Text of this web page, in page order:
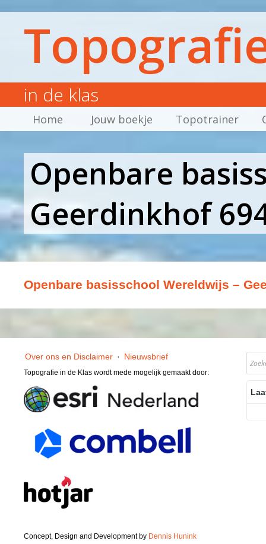
in de klas
Home Jouw boekje Topotrainer
Openbare
Geerdinkhof
Openbare basisschool Wereldwijs –
Over ons en Disclaimer · Nieuwsbrief
Topografie in de Klas wordt mede mogelijk gemaakt door:
Concept, Design and Development by Dennis Hunink